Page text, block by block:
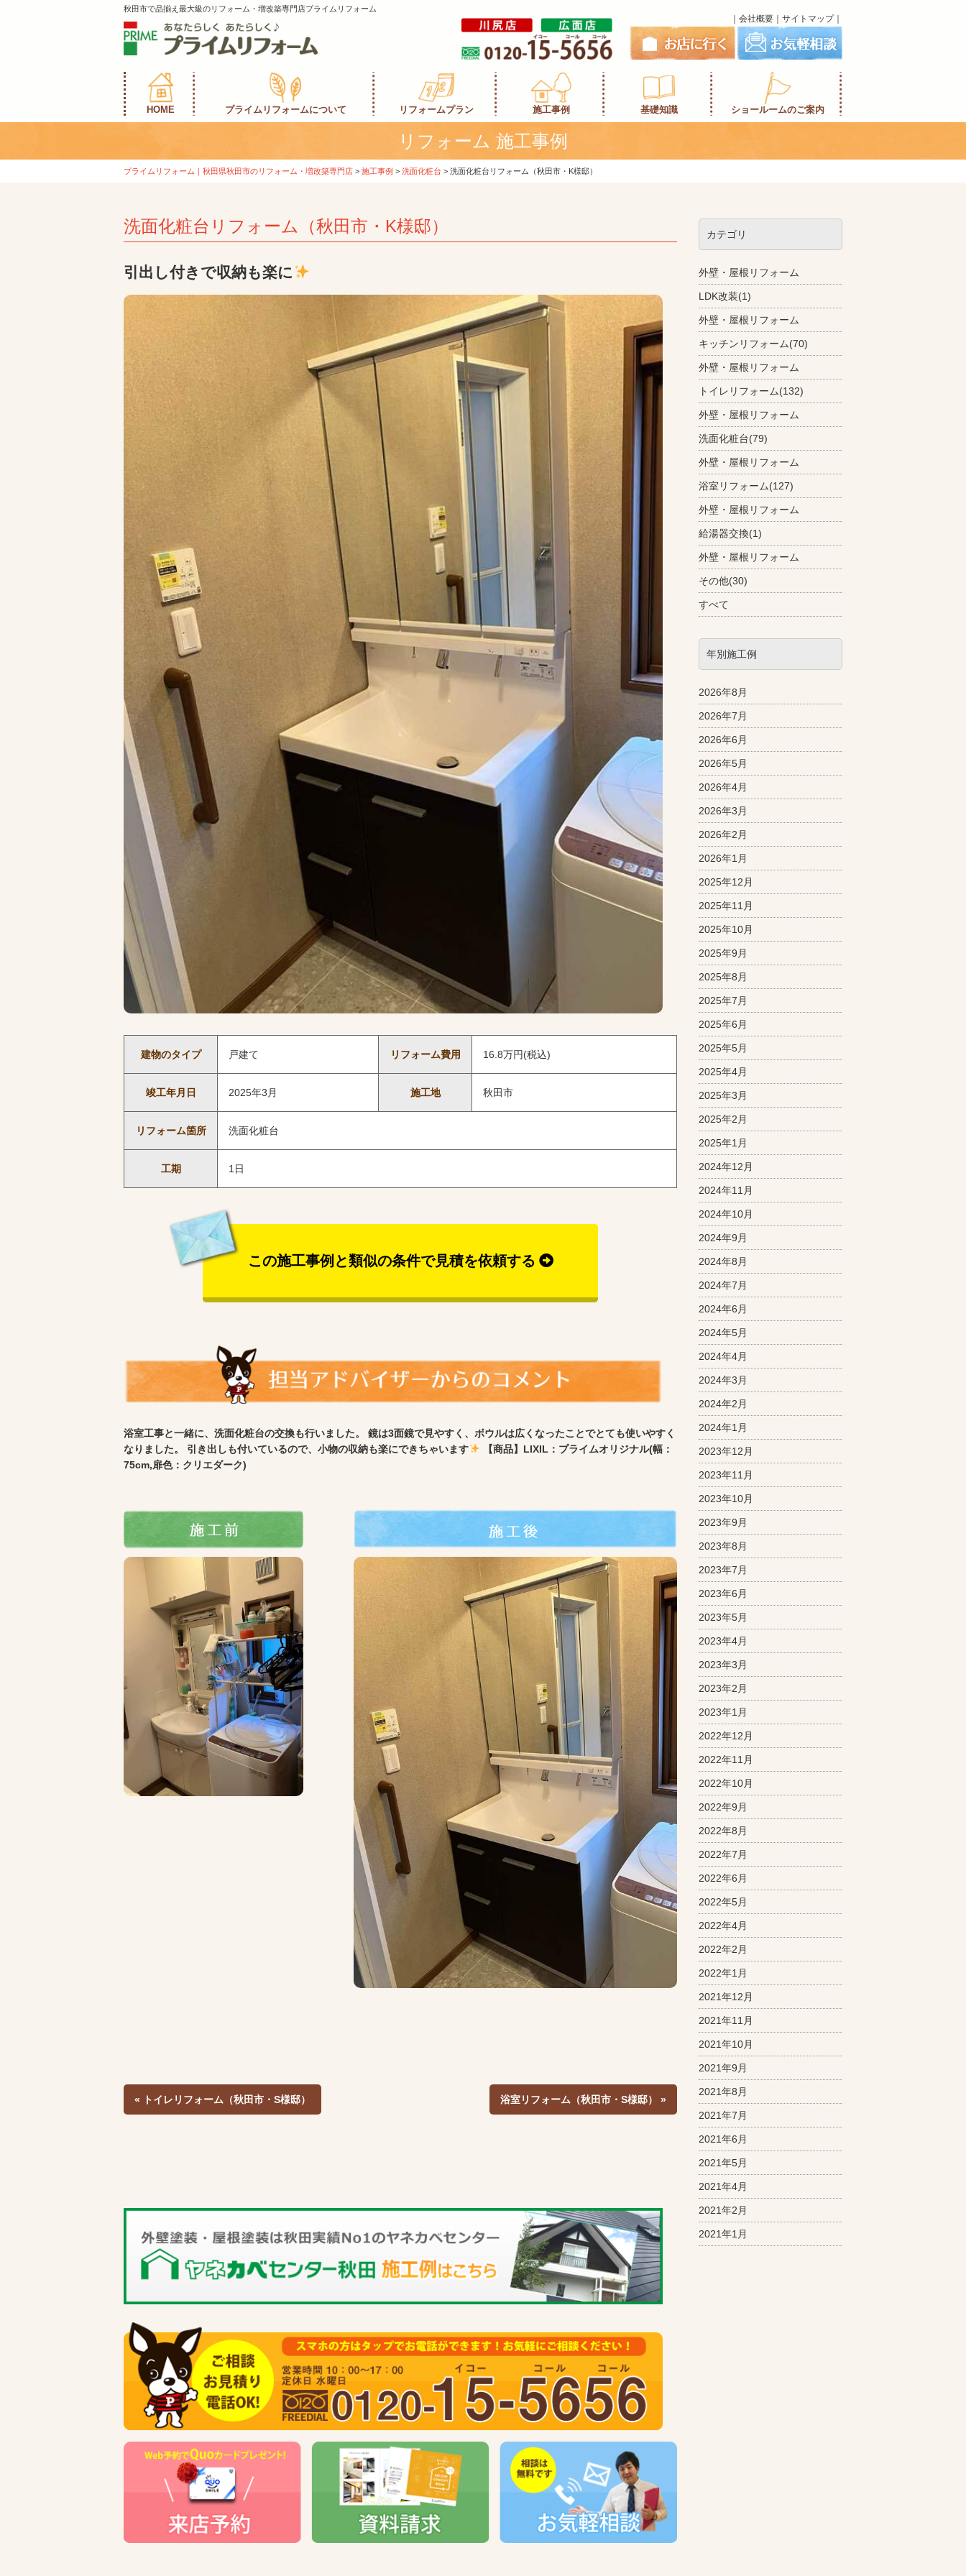
秋田市で品揃え最大級のリフォーム・増改築専門店プライムリフォーム
会社概要 サイトマップ｜
HOME プライムリフォームについて リフォームプラン 施工事例 基礎知識 ショールームのご案内
リフォーム 施工事例
プライムリフォーム｜秋田県秋田市のリフォーム・増改築専門店 > 施工事例 > 洗面化粧台 > 洗面化粧台リフォーム（秋田市・K様邸）
洗面化粧台リフォーム（秋田市・K様邸）
引出し付きで収納も楽に
建物のタイプ 戸建て リフォーム費用 16.8万円(税込)
竣工年月日 2025年3月 施工地 秋田市
リフォーム箇所 洗面化粧台
工期 1日
この施工事例と類似の条件で見積を依頼する
浴室工事と一緒に、洗面化粧台の交換も行いました。 鏡は3面鏡で見やすく、ボウルは広くなったことでとても使いやすく
なりました。 引き出しも付いているので、小物の収納も楽にできちゃいます
【商品】LIXIL：プライムオリジナル(幅：
75cm,扉色：クリエダーク)
« トイレリフォーム（秋田市・S様邸） 浴室リフォーム（秋田市・S様邸） »
カテゴリ
外壁・屋根リフォーム
LDK改装(1)
外壁・屋根リフォーム
キッチンリフォーム(70)
外壁・屋根リフォーム
トイレリフォーム(132)
外壁・屋根リフォーム
洗面化粧台(79)
外壁・屋根リフォーム
浴室リフォーム(127)
外壁・屋根リフォーム
給湯器交換(1)
外壁・屋根リフォーム
その他(30)
すべて
年別施工例
2026年8月
2026年7月
2026年6月
2026年5月
2026年4月
2026年3月
2026年2月
2026年1月
2025年12月
2025年11月
2025年10月
2025年9月
2025年8月
2025年7月
2025年6月
2025年5月
2025年4月
2025年3月
2025年2月
2025年1月
2024年12月
2024年11月
2024年10月
2024年9月
2024年8月
2024年7月
2024年6月
2024年5月
2024年4月
2024年3月
2024年2月
2024年1月
2023年12月
2023年11月
2023年10月
2023年9月
2023年8月
2023年7月
2023年6月
2023年5月
2023年4月
2023年3月
2023年2月
2023年1月
2022年12月
2022年11月
2022年10月
2022年9月
2022年8月
2022年7月
2022年6月
2022年5月
2022年4月
2022年2月
2022年1月
2021年12月
2021年11月
2021年10月
2021年9月
2021年8月
2021年7月
2021年6月
2021年5月
2021年4月
2021年2月
2021年1月